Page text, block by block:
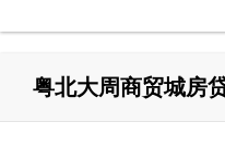
粤北大周商贸城房